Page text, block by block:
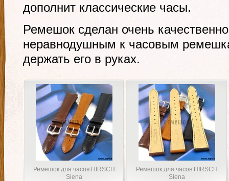
дополнит классические часы.
Ремешок сделан очень
неравнодушным к часовым
держать его в руках.
Ремешок для часов HIRSCH
Siena
Ремешок для часов HIRSCH
Siena